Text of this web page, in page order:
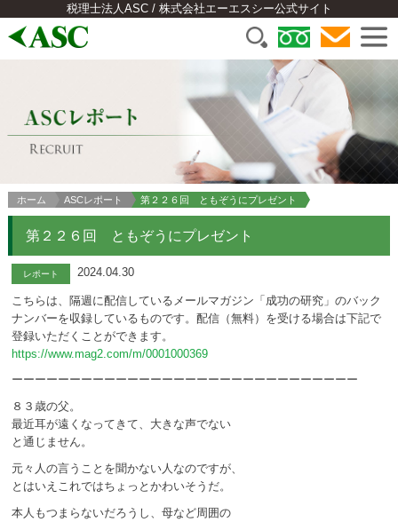
税理士法人ASC / 株式会社エーエスシー公式サイト
ホーム ASCレポート 第２２６回 ともぞうにプレゼント
第２２６回 ともぞうにプレゼント
レポート 2024.04.30
こちらは、隔週に配信しているメールマガジン「成功の研究」のバック
ナンバーを収録しているものです。配信（無料）を受ける場合は下記で
登録いただくことができます。
https://www.mag2.com/m/0001000369
ーーーーーーーーーーーーーーーーーーーーーーーーーーーーーー
８３歳の父。
最近耳が遠くなってきて、大きな声でない
と通じません。
元々人の言うことを聞かない人なのですが、
とはいえこれではちょっとかわいそうだ。
本人もつまらないだろうし、母など周囲の